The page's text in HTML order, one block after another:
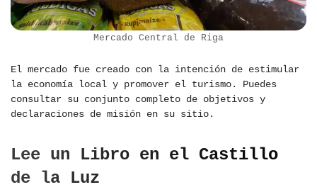
Mercado Central de Riga
El mercado fue creado con la intención de estimular
la economía local y promover el turismo. Puedes
consultar su conjunto completo de objetivos y
declaraciones de misión en su sitio.
Lee un Libro en el Castillo
de la Luz